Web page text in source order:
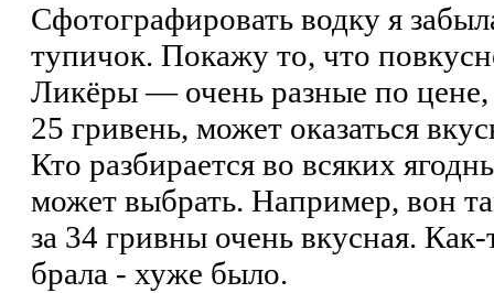
Сфотографировать водку я
тупичок. Покажу то, что
Ликёры — очень разные по цене,
25 гривень, может оказаться
Кто разбирается во всяких
может выбрать. Например, вон
за 34 гривны очень вкусная.
брала - хуже было.